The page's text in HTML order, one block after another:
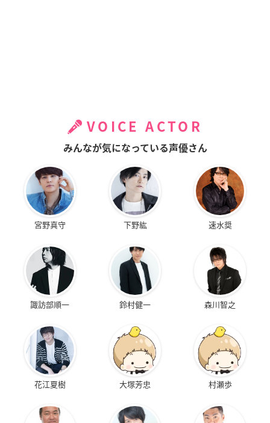
VOICE ACTOR
みんなが気になっている声優さん
宮野真守 下野紘 速水奨
諏訪部順一 鈴村健一 森川智之
花江夏樹 大塚芳忠 村瀬歩